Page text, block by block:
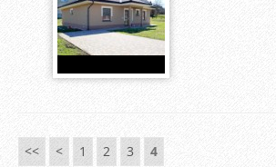
<< < 1 2 3 4